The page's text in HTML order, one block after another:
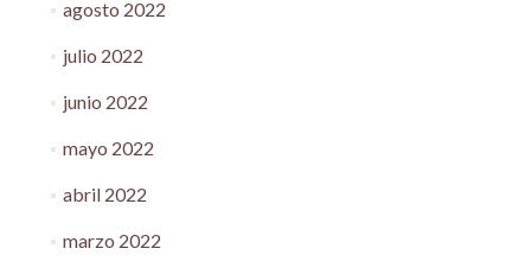
agosto 2022
julio 2022
junio 2022
mayo 2022
abril 2022
marzo 2022